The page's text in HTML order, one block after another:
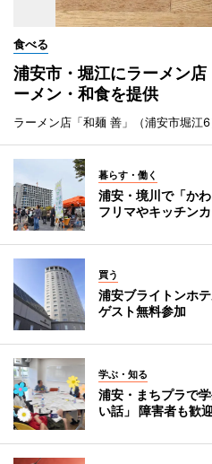
食べる
浦安市・堀江にラーメン
ーメン・和食を提供
ラーメン店「和麺 善」（浦安市堀江
暮らす・働く
浦安・境川で「か
フリマやキッチン
買う
浦安ブライトンホ
ゲスト無料参加
学ぶ・知る
浦安・まちプラで
い話」 障害者も歓迎